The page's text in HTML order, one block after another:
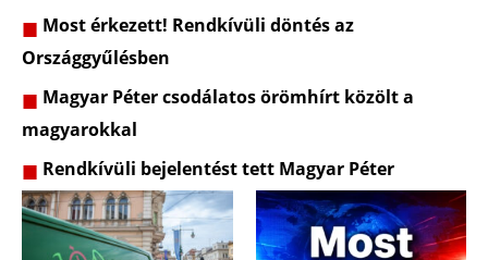
Most érkezett! Rendkívüli döntés az
Országgyűlésben
Magyar Péter csodálatos örömhírt közölt a
magyarokkal
Rendkívüli bejelentést tett Magyar Péter